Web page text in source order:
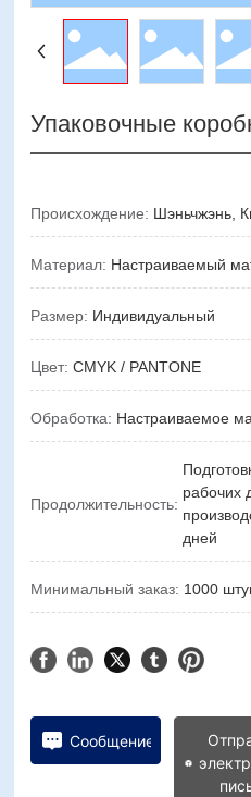
Упаковочные
Происхождение: Шэньчжэнь,
Материал: Настраиваемый
Размер: Индивидуальный
Цвет: CMYK / PANTONE
Обработка: Настраиваемое
Продолжительность:
рабочих
дней
Минимальный заказ: 1000
Сообщение